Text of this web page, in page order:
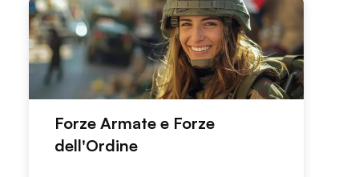
Forze Armate e Forze
dell'Ordine